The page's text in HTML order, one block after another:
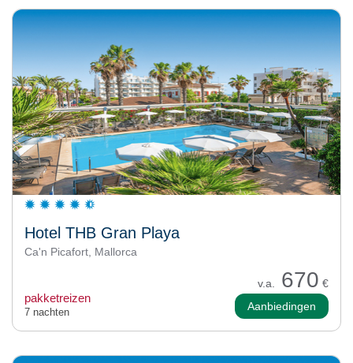
Hotel THB Gran Playa
Ca'n Picafort, Mallorca
v.a. 670 €
pakketreizen
7 nachten Aanbiedingen